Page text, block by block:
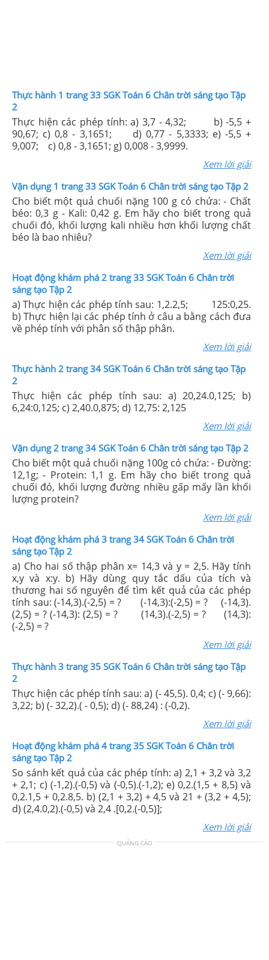
Thực hành 1 trang 33 SGK Toán 6 Chân trời sáng tạo Tập
2
Thực hiện các phép tính: a) 3,7 - 4,32; b) -5,5 +
90,67; c) 0,8 - 3,1651; d) 0,77 - 5,3333; e) -5,5 +
9,007; c) 0,8 - 3,1651; g) 0,008 - 3,9999.
Xem lời giải
Vận dụng 1 trang 33 SGK Toán 6 Chân trời sáng tạo Tập 2
Cho biết một quả chuối nặng 100 g có chứa: - Chất
béo: 0,3 g - Kali: 0,42 g. Em hãy cho biết trong quả
chuối đó, khối lượng kali nhiều hơn khối lượng chất
béo là bao nhiêu?
Xem lời giải
Hoạt động khám phá 2 trang 33 SGK Toán 6 Chân trời
sáng tạo Tập 2
a) Thực hiện các phép tính sau: 1,2.2,5; 125:0,25.
b) Thực hiện lại các phép tính ở câu a bằng cách đưa
về phép tính với phân số thập phân.
Xem lời giải
Thực hành 2 trang 34 SGK Toán 6 Chân trời sáng tạo Tập
2
Thực hiện các phép tính sau: a) 20,24.0,125; b)
6,24:0,125; c) 2,40.0,875; d) 12,75: 2,125
Xem lời giải
Vận dụng 2 trang 34 SGK Toán 6 Chân trời sáng tạo Tập 2
Cho biết một quả chuối nặng 100g có chứa: - Đường:
12,1g; - Protein: 1,1 g. Em hãy cho biết trong quả
chuối đó, khối lượng đường nhiều gấp mấy lần khối
lượng protein?
Xem lời giải
Hoạt động khám phá 3 trang 34 SGK Toán 6 Chân trời
sáng tạo Tập 2
a) Cho hai số thập phân x= 14,3 và y = 2,5. Hãy tính
x,y và x:y. b) Hãy dùng quy tắc dấu của tích và
thương hai số nguyên để tìm kết quả của các phép
tính sau: (-14,3).(-2,5) = ? (-14,3):(-2,5) = ? (-14,3).
(2,5) = ? (-14,3): (2,5) = ? (14,3).(-2,5) = ? (14,3):
(-2,5) = ?
Xem lời giải
Thực hành 3 trang 35 SGK Toán 6 Chân trời sáng tạo Tập
2
Thực hiện các phép tính sau: a) (- 45,5). 0,4; c) (- 9,66):
3,22; b) (- 32,2).( - 0,5); d) (- 88,24) : (-0,2).
Xem lời giải
Hoạt động khám phá 4 trang 35 SGK Toán 6 Chân trời
sáng tạo Tập 2
So sánh kết quả của các phép tính: a) 2,1 + 3,2 và 3,2
+ 2,1; c) (-1,2).(-0,5) và (-0,5).(-1,2); e) 0,2.(1,5 + 8,5) và
0,2.1,5 + 0,2.8,5. b) (2,1 + 3,2) + 4,5 và 21 + (3,2 + 4,5);
d) (2,4.0,2).(-0,5) và 2,4 .[0,2.(-0,5)];
Xem lời giải
QUẢNG CÁO